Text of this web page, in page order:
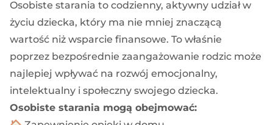
Osobiste starania to codzienny, aktywny udział w
życiu dziecka, który ma nie mniej znaczącą
wartość niż wsparcie finansowe. To właśnie
poprzez bezpośrednie zaangażowanie rodzic może
najlepiej wpływać na rozwój emocjonalny,
intelektualny i społeczny swojego dziecka.
Osobiste starania mogą obejmować: